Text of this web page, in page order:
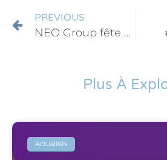
PREVIOUS
NEO Group fête ses 8 ans!
Plus À
Actualités